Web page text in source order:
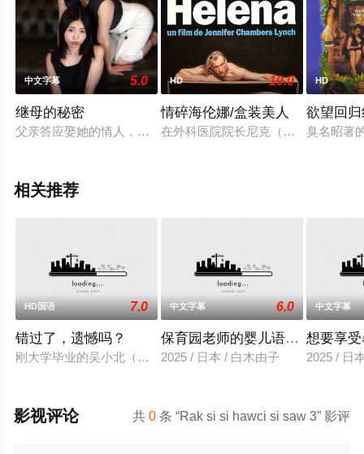
中文字幕 5.0
继母的秘密
父亲答应娶她的情人，但继母却不肯接受女儿的同意。七海与
HD 10.0
情碎海伦娜/盒装美人
在外科医院院长尼克（朱利安·山德
HD
欲望回
臭名昭著
相关推荐
HD国语 7.0
错过了，遗憾吗？
刚大学毕业的吴小北（庄达菲 饰）被初恋男友李天昊（周澄奧
中文字幕 6.0
保育园老师的婴儿语让人超兴奋
2025 / 日本 / 白木由子
中文字幕
想要享
2025 / 日
共0 条 “Rak si si hawci si saw 3” 影评
影视评论